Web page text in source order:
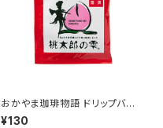
おかやま珈琲物語 ドリップバッ
グ珈琲【桃太郎の雫】
¥130